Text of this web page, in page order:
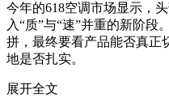
今年的618空调市场显示，
入“质”与“速”并重的新阶段
拼，最终要看产品能否真正
地是否扎实。
展开全文